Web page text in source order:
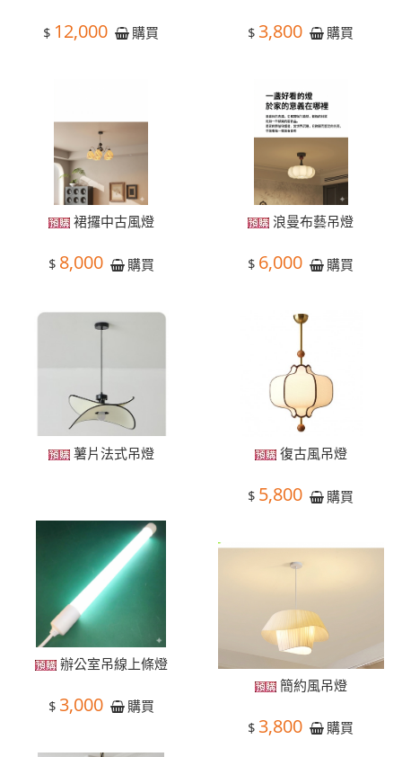
$ 12,000 購買 $ 3,800 購買
裙攞中古風燈
$ 8,000 購買
浪曼布藝吊燈
$ 6,000 購買
薯片法式吊燈 復古風吊燈
$ 5,800 購買
辦公室吊線上條燈
$ 3,000 購買
簡約風吊燈
$ 3,800 購買